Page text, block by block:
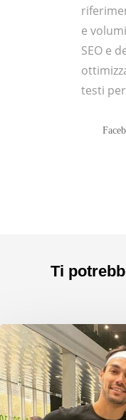
e
SEO e
testi
Ti